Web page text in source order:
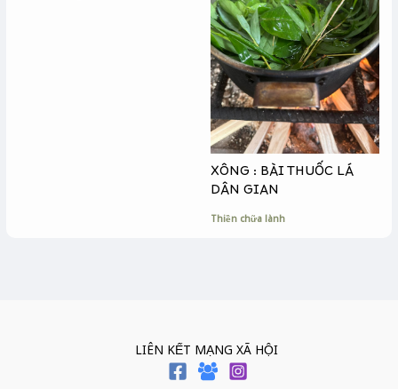
XÔNG : BÀI THUỐC LÁ
DÂN GIAN
Thiền chữa lành
LIÊN KẾT MẠNG XÃ HỘI